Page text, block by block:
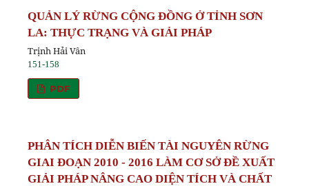
QUẢN LÝ RỪNG CỘNG ĐỒNG Ở TỈNH SƠN
LA: THỰC TRẠNG VÀ GIẢI PHÁP
Trịnh Hải Vân
151-158
PDF
PHÂN TÍCH DIỄN BIẾN TÀI NGUYÊN RỪNG
GIAI ĐOẠN 2010 - 2016 LÀM CƠ SỞ ĐỀ XUẤT
GIẢI PHÁP NÂNG CAO DIỆN TÍCH VÀ CHẤT